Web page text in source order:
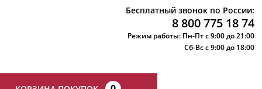
Бесплатный звонок по России:
8 800 775 18 74
Режим работы: Пн-Пт с 9:00 до 21:00
Сб-Вс с 9:00 до 18:00